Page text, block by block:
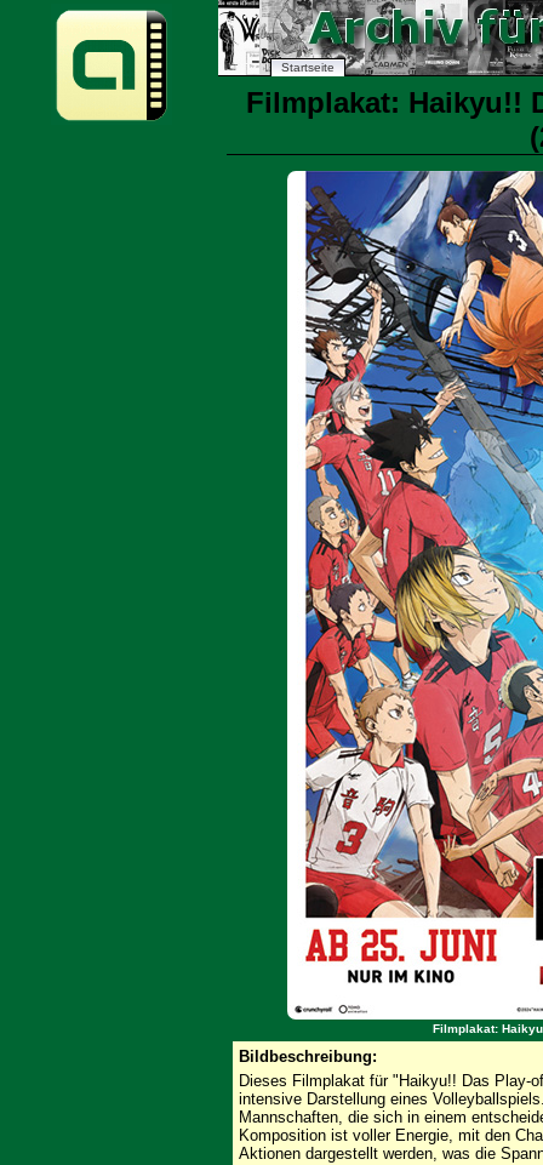
Startseite
Filmplakat: Haikyu!!
Filmplakat:
Bildbeschreibung:
Dieses Filmplakat für "Haikyu!! Das Play-
intensive Darstellung eines
Mannschaften, die sich in einem
Komposition ist voller Energie, mit den
Aktionen dargestellt werden, was die